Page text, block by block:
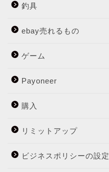
釣具
ebay売れるもの
ゲーム
Payoneer
購入
リミットアップ
ビジネスポリシーの設定